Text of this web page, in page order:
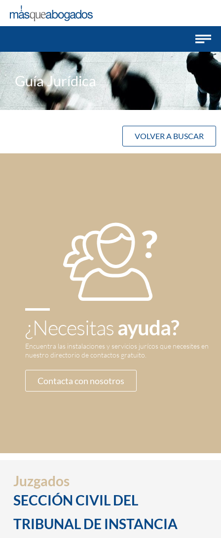
Guía Jurídica
VOLVER A BUSCAR
¿Necesitasayuda?
Encuentra las instalaciones y servicios jurícos que necesites en
nuestro directorio de contactos gratuito.
Contacta con nosotros
Juzgados
SECCIÓN CIVIL DEL
TRIBUNAL DE INSTANCIA